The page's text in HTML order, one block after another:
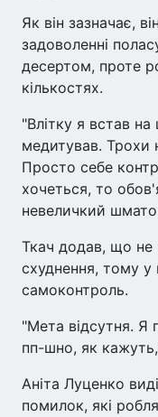
Як він зазначає,
задоволенні
десертом, проте
кількостях.
"Влітку я встав
медитував. Трохи
Просто себе
хочеться, то
невеличкий
Ткач додав, що не
схуднення, тому
самоконтроль.
"Мета відсутня. Я
пп-шно, як
Аніта Луценко
помилок, які